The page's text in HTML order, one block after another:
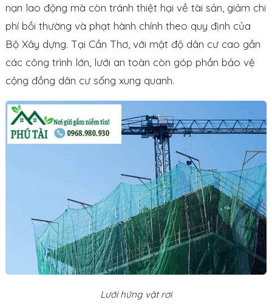
nạn lao động mà còn tránh thiệt hại về tài sản, giảm chi
phí bồi thường và phạt hành chính theo quy định của
Bộ Xây dựng. Tại Cần Thơ, với mật độ dân cư cao gần
các công trình lớn, lưới an toàn còn góp phần bảo vệ
cộng đồng dân cư sống xung quanh.
Lưới hứng vật rơi